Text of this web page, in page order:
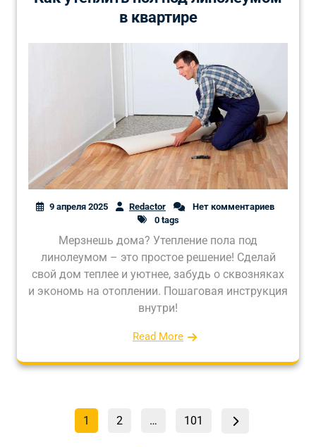
в квартире
9 апреля 2025 Redactor
Нет комментариев
0 tags
Мерзнешь дома? Утепление пола под
линолеумом – это простое решение! Сделай
свой дом теплее и уютнее, забудь о сквозняках
и экономь на отоплении. Пошаговая инструкция
внутри!
Read More
Пагинация
Страница
1 Страница
2 … Страница
101